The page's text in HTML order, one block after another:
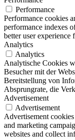
Performance
Performance cookies
performance indexes
better user experience
Analytics
Analytics
Analytische Cookies
Besucher mit der
Bereitstellung von
Absprungrate, die
Advertisement
Advertisement
Advertisement
and marketing
websites and collect